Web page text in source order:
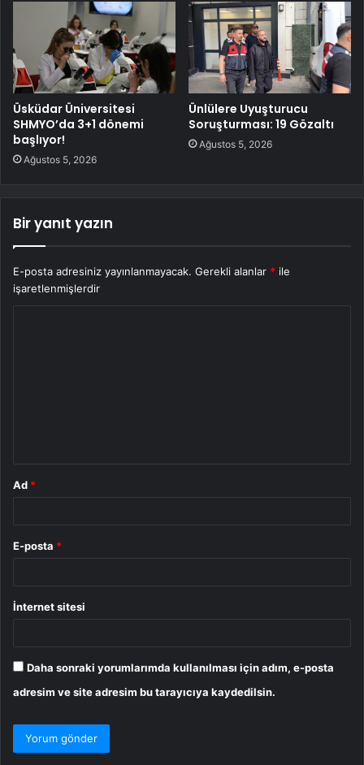
Üsküdar Üniversitesi
SHMYO’da 3+1 dönemi
başlıyor!
Ağustos 5, 2026
Ünlülere Uyuşturucu
Soruşturması: 19 Gözaltı
Ağustos 5, 2026
Bir yanıt yazın
E-posta adresiniz yayınlanmayacak. Gerekli alanlar * ile
işaretlenmişlerdir
Ad *
E-posta *
İnternet sitesi
Daha sonraki yorumlarımda kullanılması için adım, e-posta
adresim ve site adresim bu tarayıcıya kaydedilsin.